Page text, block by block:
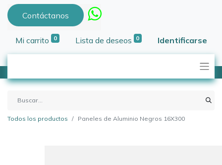
Contáctanos
Mi carrito 0 Lista de deseos 0 Identificarse
Todos los productos Paneles de Aluminio Negros 16X300